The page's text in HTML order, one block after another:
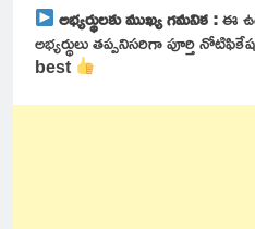
అభ్యర్థులకు ముఖ్య గమనిక :ఈ
అభ్యర్థులు తప్పనిసరిగా పూర్తి
best